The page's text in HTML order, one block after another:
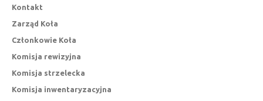
Kontakt
Zarząd Koła
Członkowie Koła
Komisja rewizyjna
Komisja strzelecka
Komisja inwentaryzacyjna